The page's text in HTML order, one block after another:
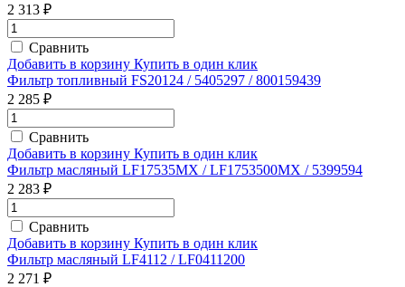
2 313 ₽
Сравнить
Добавить в корзину Купить в один клик
Фильтр топливный FS20124 / 5405297 / 800159439
2 285 ₽
Сравнить
Добавить в корзину Купить в один клик
Фильтр масляный LF17535MX / LF1753500MX / 5399594
2 283 ₽
Сравнить
Добавить в корзину Купить в один клик
Фильтр масляный LF4112 / LF0411200
2 271 ₽